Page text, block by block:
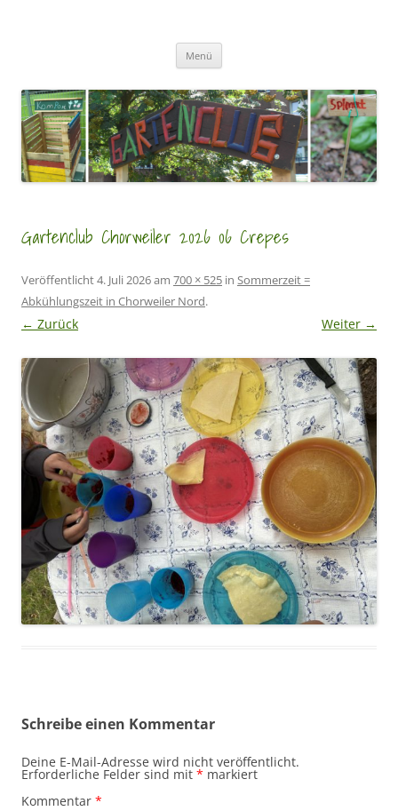
Menü
Gartenclub Chorweiler 2026 06 Crepes
Veröffentlicht4. Juli 2026am 700 × 525 in Sommerzeit =
Abkühlungszeit in Chorweiler Nord.
← Zurück Weiter →
Schreibe einen Kommentar
Deine E-Mail-Adresse wird nicht veröffentlicht.
Erforderliche Felder sind mit * markiert
Kommentar *